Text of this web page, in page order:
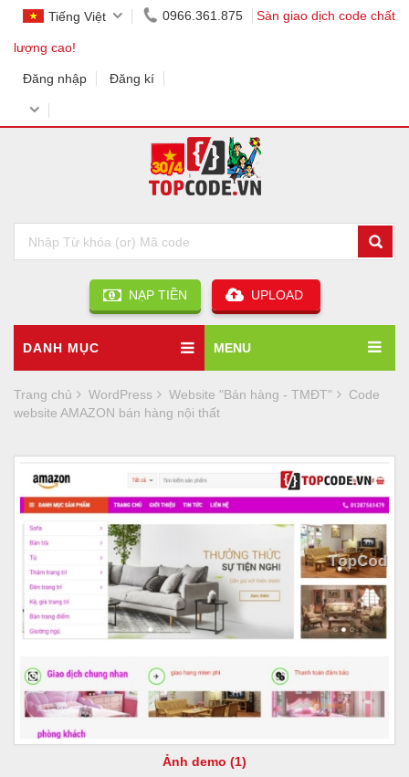
Tiếng Việt 0966.361.875 Sàn giao dịch code chất
lượng cao!
Đăng nhập Đăng kí
NẠP TIỀN UPLOAD
DANH MỤC MENU
Trang chủ WordPress Website "Bán hàng - TMĐT"
Code
website AMAZON bán hàng nội thất
Ảnh demo (1)